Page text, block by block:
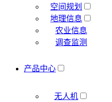
空间规划
地理信息
农业信息
调查监测
产品中心
无人机